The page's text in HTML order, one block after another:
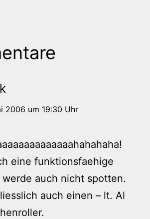
2006 um 19:30 Uhr
eine funktionsfaehige
auch nicht spotten.
auch einen – lt. Al